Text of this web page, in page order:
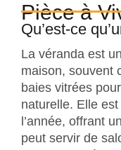
Pièce à
Qu’est-ce
La véranda est
maison, souvent
baies vitrées
naturelle. Elle
l’année, offrant
peut servir de